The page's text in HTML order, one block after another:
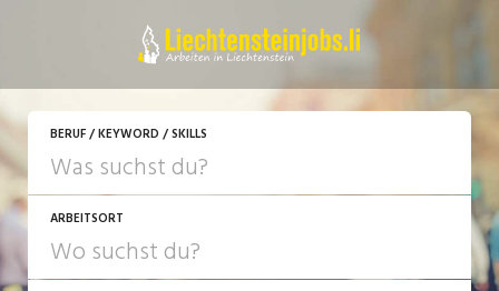
BERUF / KEYWORD / SKILLS
ARBEITSORT
JETZT BEWERBEN